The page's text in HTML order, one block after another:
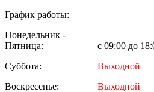
График работы:
Понедельник -
Пятница:
с 09:00 до
Суббота:
Выходной
Воскресенье:
Выходной